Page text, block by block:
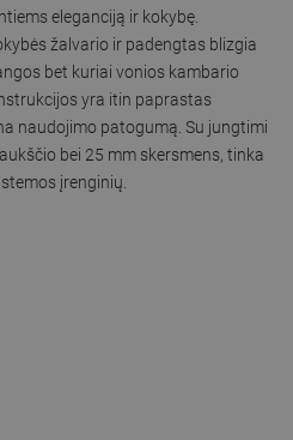
eleganciją ir kokybę.
žalvario ir padengtas blizgia
bet kuriai vonios kambario
yra itin paprastas
naudojimo patogumą. Su jungtimi
bei 25 mm skersmens, tinka
įrenginių.